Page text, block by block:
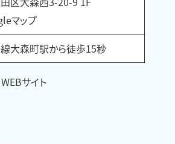
マップ
大森町駅から徒歩15秒
WEBサイト